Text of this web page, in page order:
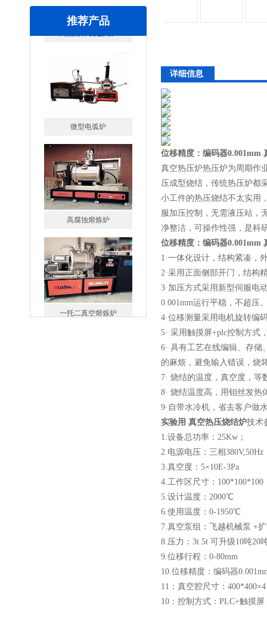
推荐产品
高腐蚀熔炼炉
一托二真空熔炼炉
详细信息
位移精度：编码器0.001mm
真空热压炉热压炉为周期作
压成型烧结，传统热压炉都
小工件的热压烧结不太实用
服加压控制，无需液压站，
净整洁，可操作性强，是科
位移精度：编码器0.001mm
1·一体化设计，结构紧凑，
2·采用正面侧部开门，结构
3·加压方式采用新型伺服电
0.001mm运行平稳，不超压
4·位移测量采用电机旋转编
5· 采用触摸屏+plc控制方式
6· 具有工艺在线编辑、存
的麻烦，避免输入错误，烧
7· 烧结的温度，真空度，
8· 烧结温度高，用钼丝发
9·自带水冷机，省去客户做
实验用 真空热压烧结炉技术
1.设备总功率：25Kw；
2.电源电压：三相380V,50Hz
3.真空度：5×10E-3Pa
4.工作区尺寸：100*100*100
5.设计温度：2000℃
6.使用温度：0-1950℃
7.真空泵组：飞越机械泵 +
8.压力：3t 5t 可升级10吨20
9.位移行程：0-80mm
10.位移精度：编码器
11：真空腔尺寸：
10：控制方式：PLC+触摸屏